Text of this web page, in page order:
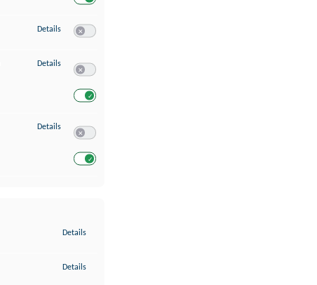
Details zu Messung der Performance von Inhalten
Details zu Analyse von Zielgruppen durch Statistiken oder Kombinationen von
Details zu Entwicklung und Verbesserung der Angebote
Details
Details